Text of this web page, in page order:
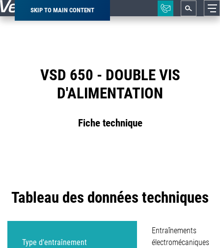
SKIP TO MAIN CONTENT
Breadcrumb
VSD 650 - DOUBLE VIS
D'ALIMENTATION
Fiche technique
Tableau des données techniques
Type d'entraînement
Entraînements
électromécaniques